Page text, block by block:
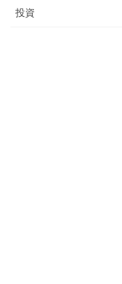
投資